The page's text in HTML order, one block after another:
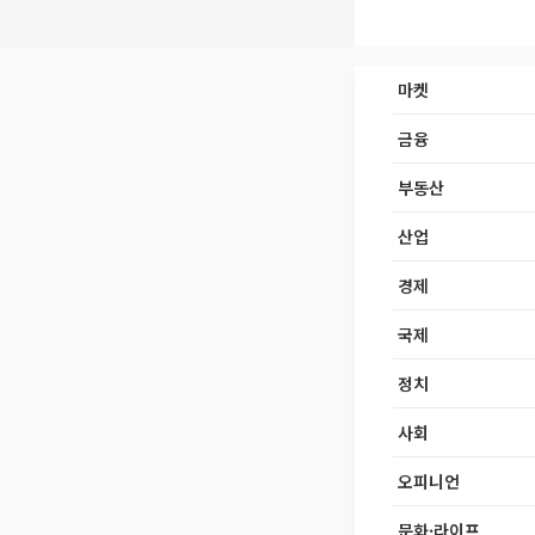
마켓
금융
부동산
산업
경제
국제
정치
사회
오피니언
문화·라이프